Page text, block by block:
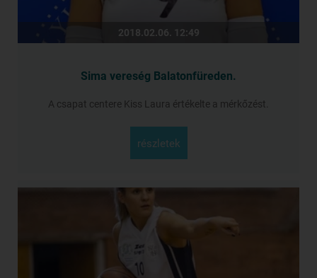
2018.02.06. 12:49
Sima vereség Balatonfüreden.
A csapat centere Kiss Laura értékelte a mérkőzést.
részletek